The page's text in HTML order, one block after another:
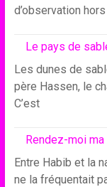
d’observation
Le pays de
Les dunes de
père Hassen, le
C’est
Rendez-moi
Entre Habib et la
ne la fréquentait